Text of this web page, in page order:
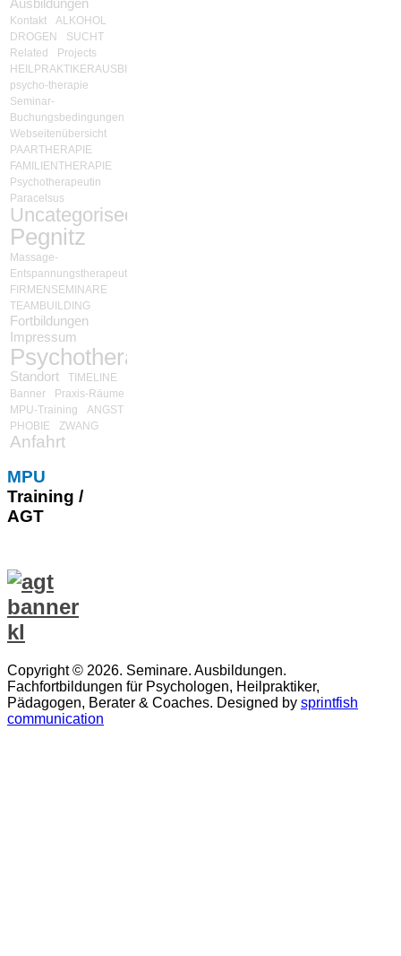
Kontakt
ALKOHOL
DROGEN
SUCHT
Related
Projects
HEILPRAKTIKERAUSBILDUNG
psycho-therapie
Seminar-
Buchungsbedingungen
Webseitenübersicht
PAARTHERAPIE
FAMILIENTHERAPIE
Psychotherapeutin
Paracelsus
Uncategorised
Pegnitz
Massage-
Entspannungstherapeut
FIRMENSEMINARE
TEAMBUILDING
Fortbildungen
Impressum
Psychotherapie
Standort
TIMELINE
Banner
Praxis-Räume
MPU-Training
ANGST
PHOBIE
ZWANG
Anfahrt
MPU
Training /
AGT
Copyright © 2026. Seminare. Ausbildungen.
Fachfortbildungen für Psychologen, Heilpraktiker,
Pädagogen, Berater & Coaches. Designed by sprintfish
communication